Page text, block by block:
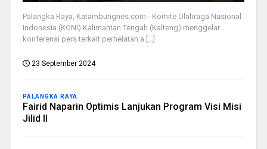
Palangka Raya, Katambungnes.com - Komite Olahraga Nasional
Indonesia (KONI) Kalimantan Tengah (Kalteng) menggelar
konferensi pers terkait perhelatan a [...]
23 September 2024
PALANGKA RAYA
Fairid Naparin Optimis Lanjukan Program Visi Misi
Jilid II